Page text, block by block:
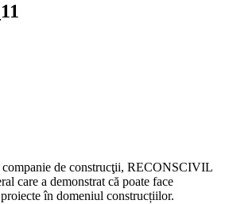
de construcţii, RECONSCIVIL
care a demonstrat că poate face
în domeniul construcțiilor.